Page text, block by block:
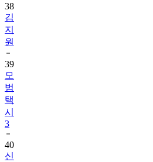
38
김
지
원
39
모
범
택
시
3
40
신